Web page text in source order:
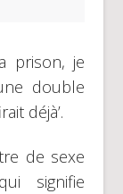
prison, je
double
déjà’.
de sexe
signifie